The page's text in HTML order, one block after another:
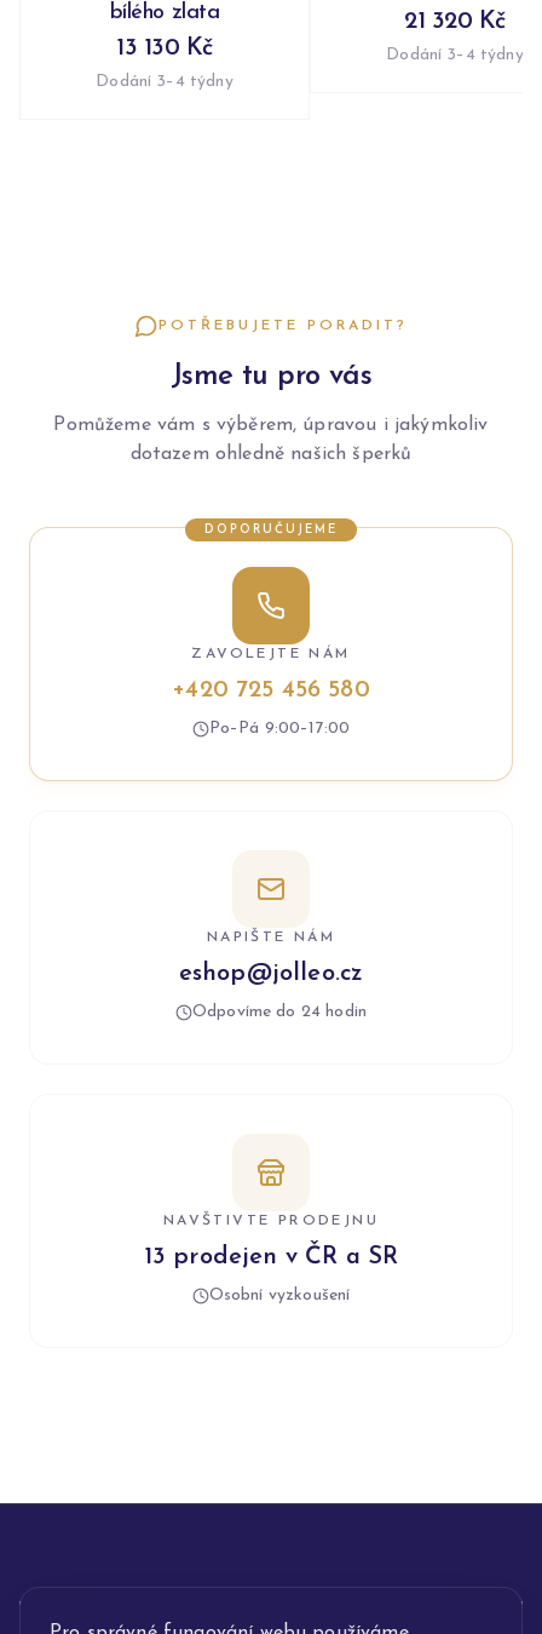
bílého zlata
13 130 Kč
Dodání 3–4 týdny
21 320 Kč
Dodání 3–4 týdny
POTŘEBUJETE PORADIT?
Jsme tu pro vás
Pomůžeme vám s výběrem, úpravou i jakýmkoliv
dotazem ohledně našich šperků
DOPORUČUJEME
ZAVOLEJTE NÁM
+420 725 456 580
Po–Pá 9:00–17:00
NAPIŠTE NÁM
eshop@jolleo.cz
Odpovíme do 24 hodin
NAVŠTIVTE PRODEJNU
13 prodejen v ČR a SR
Osobní vyzkoušení
INFORMACE